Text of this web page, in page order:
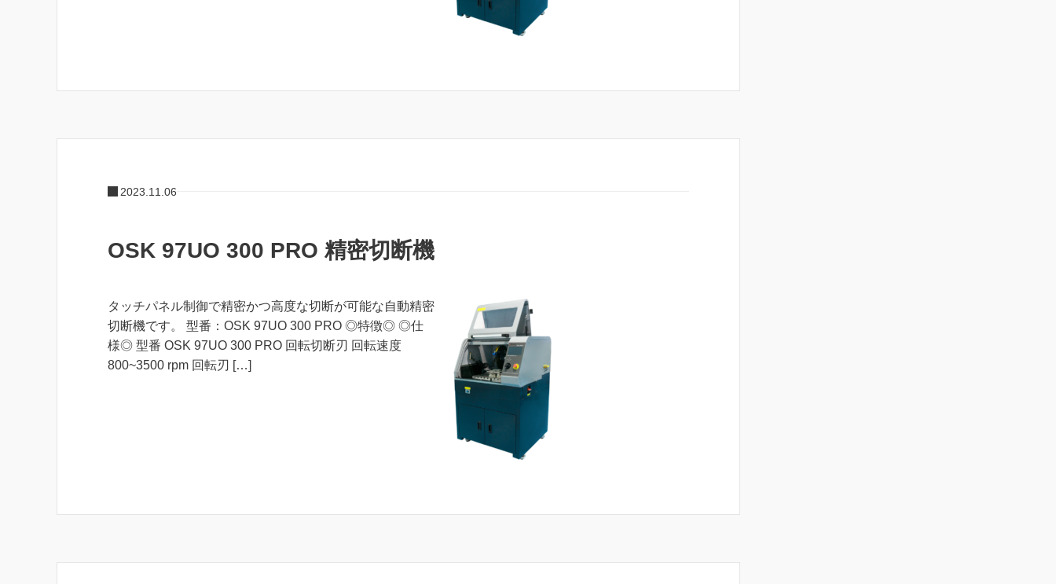
2023.11.06
OSK 97UO 300 PRO 精密切断機
タッチパネル制御で精密かつ高度な切断が可能な自動精密
切断機です。 型番：OSK 97UO 300 PRO ◎特徴◎ ◎仕
様◎ 型番 OSK 97UO 300 PRO 回転切断刃 回転速度
800~3500 rpm 回転刃 […]